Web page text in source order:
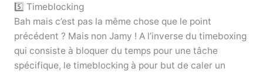
5️⃣ Timeblocking
Bah mais c’est pas la même chose que le point
précédent ? Mais non Jamy ! A l’inverse du timeboxing
qui consiste à bloquer du temps pour une tâche
spécifique, le timeblocking à pour but de caler un